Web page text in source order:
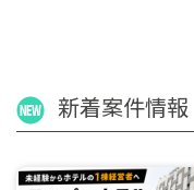
新着案件情報